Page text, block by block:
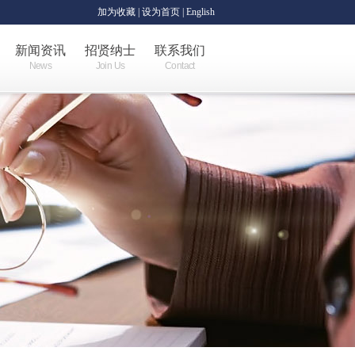
加为收藏 设为首页 | English
联系我们
Contact
招贤纳士
Join Us
新闻资讯
News